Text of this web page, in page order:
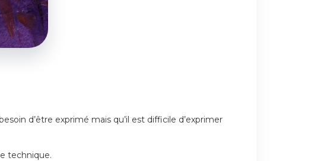
d’être exprimé mais qu’il est difficile d’exprimer
technique.